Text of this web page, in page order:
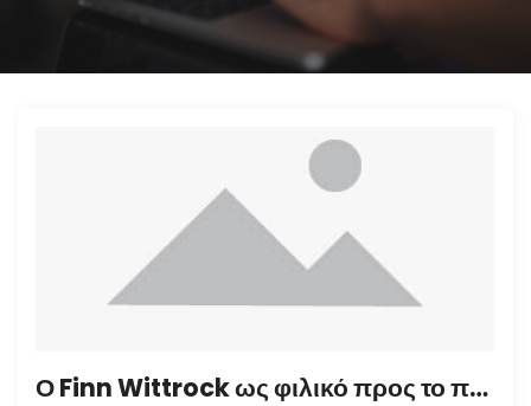
Ο Finn Wittrock ως φιλικό προς το περιβάλλον φανάρι Gardner που σχετίζεται με το HBO Max